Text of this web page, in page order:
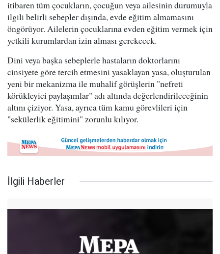
itibaren tüm çocukların, çocuğun veya ailesinin durumuyla
ilgili belirli sebepler dışında, evde eğitim almamasını
öngörüyor. Ailelerin çocuklarına evden eğitim vermek için
yetkili kurumlardan izin alması gerekecek.
Dini veya başka sebeplerle hastaların doktorlarını
cinsiyete göre tercih etmesini yasaklayan yasa, oluşturulan
yeni bir mekanizma ile muhalif görüşlerin "nefreti
körükleyici paylaşımlar" adı altında değerlendirileceğinin
altını çiziyor. Yasa, ayrıca tüm kamu görevlileri için
"sekülerlik eğitimini" zorunlu kılıyor.
İlgili Haberler